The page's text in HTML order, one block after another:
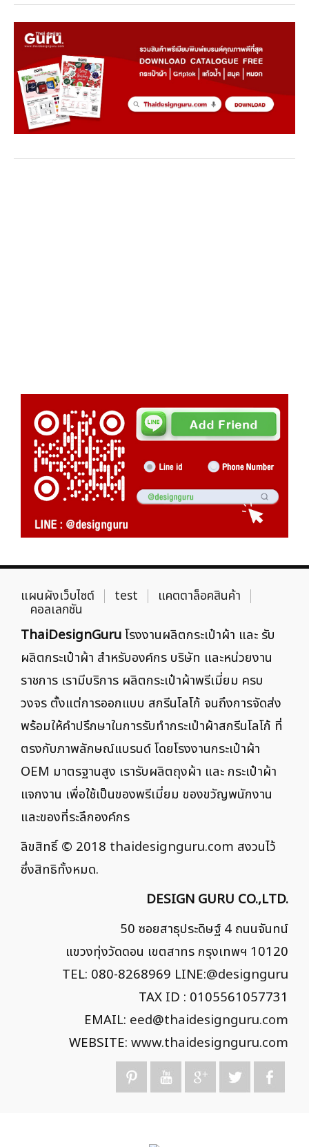
แผนผังเว็บไซต์ test แคตตาล็อคสินค้า
คอลเลกชัน
ThaiDesignGuruโรงงานผลิตกระเป๋าผ้า และ รับ
ผลิตกระเป๋าผ้า สำหรับองค์กร บริษัท และหน่วยงาน
ราชการ เรามีบริการ ผลิตกระเป๋าผ้าพรีเมี่ยม ครบ
วงจร ตั้งแต่การออกแบบ สกรีนโลโก้ จนถึงการจัดส่ง
พร้อมให้คำปรึกษาในการรับทำกระเป๋าผ้าสกรีนโลโก้ ที่
ตรงกับภาพลักษณ์แบรนด์ โดยโรงงานกระเป๋าผ้า
OEM มาตรฐานสูง เรารับผลิตถุงผ้า และ กระเป๋าผ้า
แจกงาน เพื่อใช้เป็นของพรีเมี่ยม ของขวัญพนักงาน
และของที่ระลึกองค์กร
ลิขสิทธิ์ © 2018 thaidesignguru.com สงวนไว้
ซึ่งสิทธิทั้งหมด.
DESIGN GURU CO.,LTD.
50 ซอยสาธุประดิษฐ์ 4 ถนนจันทน์
แขวงทุ่งวัดดอน เขตสาทร กรุงเทพฯ 10120
TEL: 080-8268969 LINE:@designguru
TAX ID : 0105561057731
EMAIL: eed@thaidesignguru.com
WEBSITE: www.thaidesignguru.com